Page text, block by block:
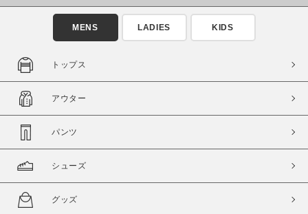
商品タイプ
通常商品 予約商品
在庫
在庫あり 在庫なし含む
MENS LADIES KIDS
トップス
アウター
パンツ
シューズ
グッズ